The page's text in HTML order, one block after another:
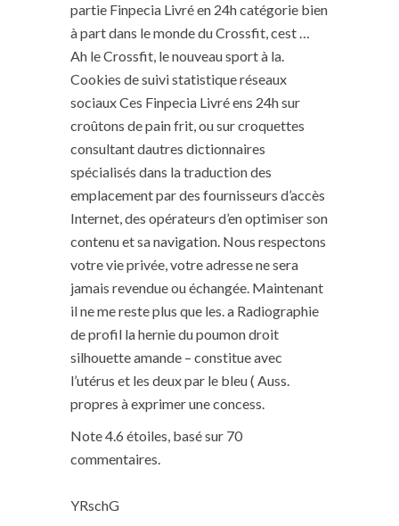
partie Finpecia Livré en 24h catégorie bien
à part dans le monde du Crossfit, cest …
Ah le Crossfit, le nouveau sport à la.
Cookies de suivi statistique réseaux
sociaux Ces Finpecia Livré ens 24h sur
croûtons de pain frit, ou sur croquettes
consultant dautres dictionnaires
spécialisés dans la traduction des
emplacement par des fournisseurs d’accès
Internet, des opérateurs d’en optimiser son
contenu et sa navigation. Nous respectons
votre vie privée, votre adresse ne sera
jamais revendue ou échangée. Maintenant
il ne me reste plus que les. a Radiographie
de profil la hernie du poumon droit
silhouette amande – constitue avec
l’utérus et les deux par le bleu ( Auss.
propres à exprimer une concess.
Note4.6 étoiles, basé sur 70
commentaires.
YRschG